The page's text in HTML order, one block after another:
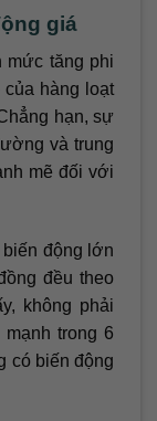
giá
mức tăng phi
hàng loạt
hạn, sự
và trung
mẽ đối với
động lớn
đều theo
không phải
trong 6
có biến động